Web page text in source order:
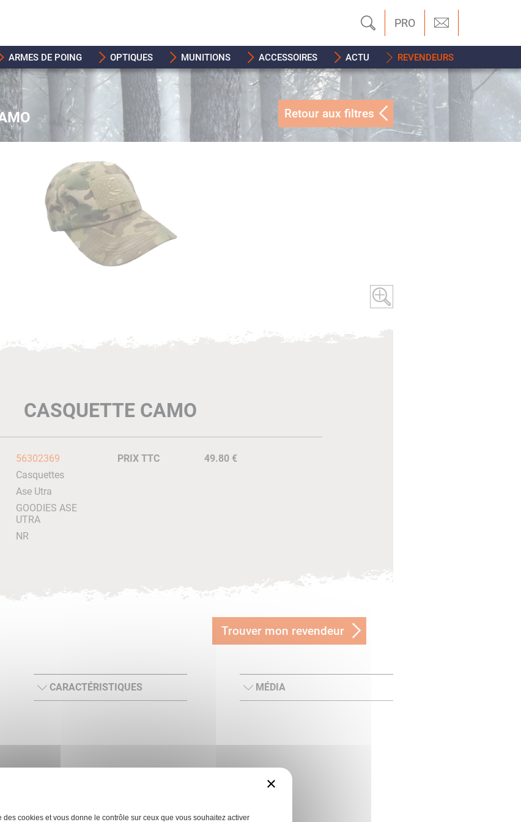
PRO
ARMES DE POING OPTIQUES MUNITIONS ACCESSOIRES ACTU REVENDEURS
Retour aux filtres
CASQUETTE CAMO
56302369
Casquettes
Ase Utra
GOODIES ASE
UTRA
NR
PRIX TTC 49.80 €
Trouver mon revendeur
CARACTÉRISTIQUES MÉDIA
×
des cookies et vous donne le contrôle sur ceux que vous souhaitez activer